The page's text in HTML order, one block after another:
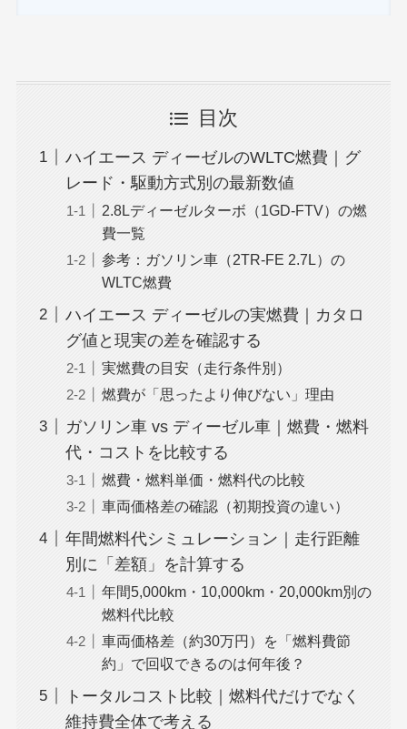
目次
ハイエース ディーゼルのWLTC燃費｜グ
レード・駆動方式別の最新数値
2.8Lディーゼルターボ（1GD-FTV）の燃
費一覧
参考：ガソリン車（2TR-FE 2.7L）の
WLTC燃費
ハイエース ディーゼルの実燃費｜カタロ
グ値と現実の差を確認する
実燃費の目安（走行条件別）
燃費が「思ったより伸びない」理由
ガソリン車 vs ディーゼル車｜燃費・燃料
代・コストを比較する
燃費・燃料単価・燃料代の比較
車両価格差の確認（初期投資の違い）
年間燃料代シミュレーション｜走行距離
別に「差額」を計算する
年間5,000km・10,000km・20,000km別の
燃料代比較
車両価格差（約30万円）を「燃料費節
約」で回収できるのは何年後？
トータルコスト比較｜燃料代だけでなく
維持費全体で考える